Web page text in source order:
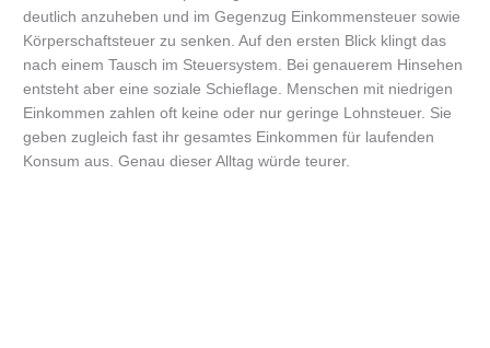
deutlich anzuheben und im Gegenzug Einkommensteuer sowie
Körperschaftsteuer zu senken. Auf den ersten Blick klingt das
nach einem Tausch im Steuersystem. Bei genauerem Hinsehen
entsteht aber eine soziale Schieflage. Menschen mit niedrigen
Einkommen zahlen oft keine oder nur geringe Lohnsteuer. Sie
geben zugleich fast ihr gesamtes Einkommen für laufenden
Konsum aus. Genau dieser Alltag würde teurer.